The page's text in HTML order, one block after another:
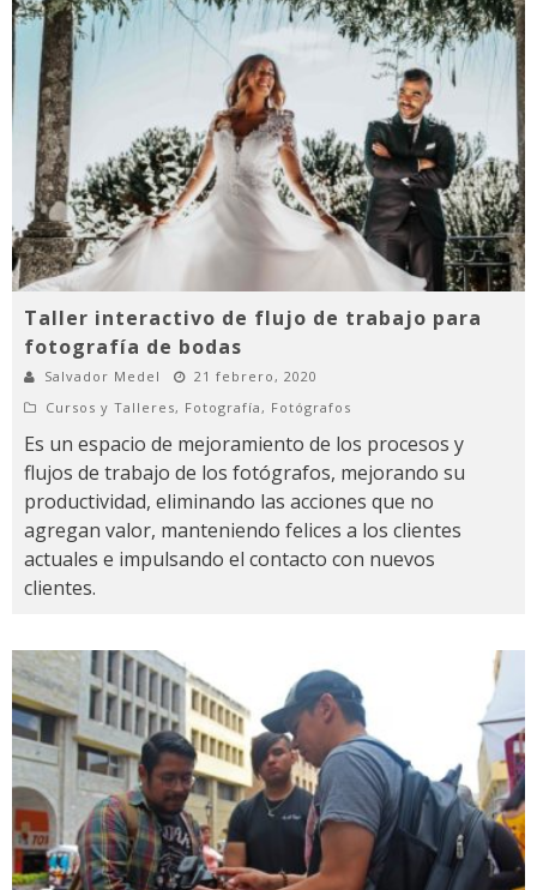
Taller interactivo de flujo de trabajo para
fotografía de bodas
Salvador Medel
21 febrero, 2020
Cursos y Talleres, Fotografía, Fotógrafos
Es un espacio de mejoramiento de los procesos y
flujos de trabajo de los fotógrafos, mejorando su
productividad, eliminando las acciones que no
agregan valor, manteniendo felices a los clientes
actuales e impulsando el contacto con nuevos
clientes.